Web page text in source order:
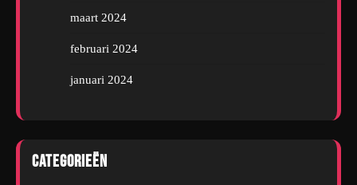
maart 2024
februari 2024
januari 2024
Categorieën